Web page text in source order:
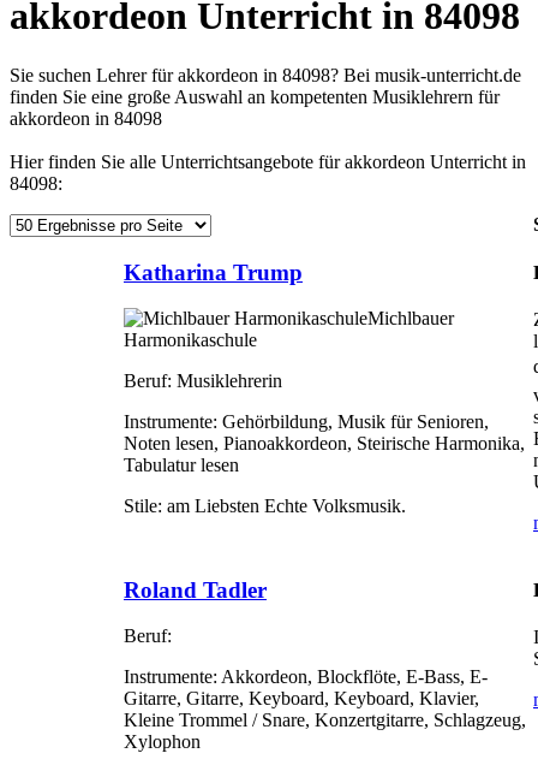
akkordeon Unterricht in 84098
Sie suchen Lehrer für akkordeon in 84098? Bei musik-unterricht.de
finden Sie eine große Auswahl an kompetenten Musiklehrern für
akkordeon in 84098
Hier finden Sie alle Unterrichtsangebote für akkordeon Unterricht in
84098:
Katharina Trump
Michlbauer
Harmonikaschule
Beruf: Musiklehrerin
Instrumente: Gehörbildung, Musik für Senioren,
Noten lesen, Pianoakkordeon, Steirische Harmonika,
Tabulatur lesen
Stile: am Liebsten Echte Volksmusik.
Roland Tadler
Beruf:
Instrumente: Akkordeon, Blockflöte, E-Bass, E-
Gitarre, Gitarre, Keyboard, Keyboard, Klavier,
Kleine Trommel / Snare, Konzertgitarre, Schlagzeug,
Xylophon